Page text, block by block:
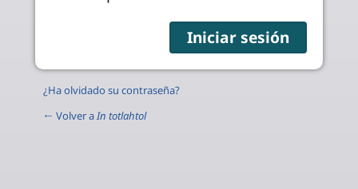
¿Ha olvidado su contraseña?
← Volver aIn totlahtol